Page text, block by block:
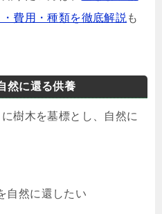
費用・種類を徹底解説 も
然に還る供養
樹木を墓標とし、自然に
自然に還したい